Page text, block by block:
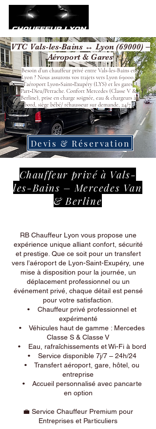
VTC Vals-les-Bains ↔ Lyon (69000) –
Aéroport & Gares
Besoin d’un chauffeur privé entre Vals-les-Bains et
Lyon ? Nous assurons vos trajets vers Lyon 69000,
l’aéroport Lyon‑Saint‑Exupéry (LYS) et les gares
Part‑Dieu/Perrache. Confort Mercedes (Classe V &
Berline), prise en charge soignée, eau & chargeurs à
bord, siège bébé/ réhausseur sur demande, 24/7.
Devis & Réservation
Chauffeur privé à Vals-
les-Bains – Mercedes Van
& Berline
RB Chauffeur Lyon vous propose une
expérience unique alliant confort, sécurité
et prestige. Que ce soit pour un transfert
vers l’aéroport de Lyon-Saint-Exupéry, une
mise à disposition pour la journée, un
déplacement professionnel ou un
événement privé, chaque détail est pensé
pour votre satisfaction.
• Chauffeur privé professionnel et
expérimenté
• Véhicules haut de gamme : Mercedes
Classe S & Classe V
• Eau, rafraîchissements et Wi-Fi à bord
• Service disponible 7j/7 – 24h/24
• Transfert aéroport, gare, hôtel, ou
entreprise
• Accueil personnalisé avec pancarte
en option
💼 Service Chauffeur Premium pour
Entreprises et Particuliers